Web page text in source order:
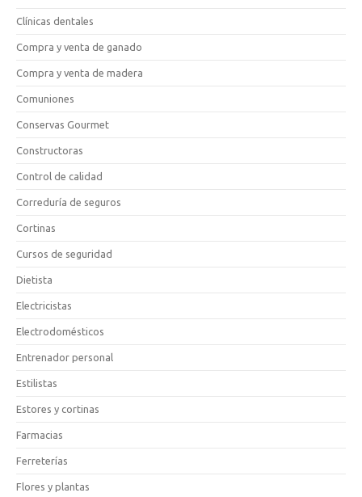
Clínicas dentales
Compra y venta de ganado
Compra y venta de madera
Comuniones
Conservas Gourmet
Constructoras
Control de calidad
Correduría de seguros
Cortinas
Cursos de seguridad
Dietista
Electricistas
Electrodomésticos
Entrenador personal
Estilistas
Estores y cortinas
Farmacias
Ferreterías
Flores y plantas